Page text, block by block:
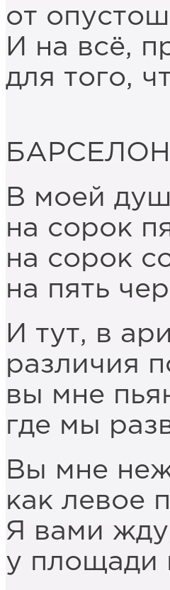
от
И на всё,
для того,
В моей
на сорок
на сорок
на пять
И тут, в
различия
вы мне
где мы
Вы мне
как левое
Я вами
у площади